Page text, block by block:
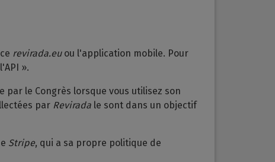
revirada.euou l'application mobile. Pour
».
le Congrès lorsque vous utilisez son
par Revirada le sont dans un objectif
Stripe, qui a sa propre politique de